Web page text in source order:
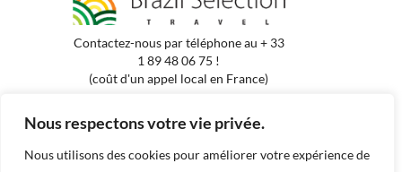
Nous respectons votre vie privée.
Nous utilisons des cookies pour améliorer votre expérience de
Merci à toute l’équipe qui parle parfaitement
Contactez-nous par téléphone au + 33
1 89 48 06 75 !
(coût d'un appel local en France)
Vous préférez nous contacter par mail
:contact@brazil-selection.com